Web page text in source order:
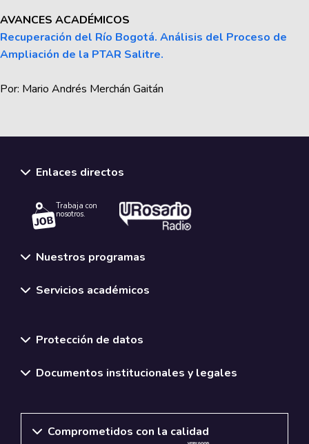
AVANCES ACADÉMICOS
Recuperación del Río Bogotá. Análisis del Proceso de
Ampliación de la PTAR Salitre.
Por: Mario Andrés Merchán Gaitán
Enlaces directos
Trabaja con
nosotros.
Nuestros programas
Servicios académicos
Protección de datos
Documentos institucionales y legales
Comprometidos con la calidad